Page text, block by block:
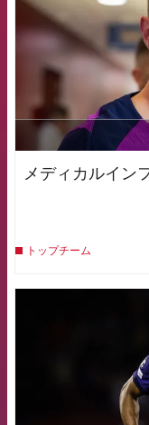
メディカルイン
トップチーム